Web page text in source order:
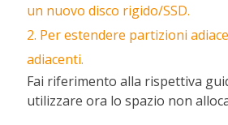
un nuovo disco rigido/SSD.
2. Per estendere partizioni
adiacenti.
Fai riferimento alla rispettiva
utilizzare ora lo spazio non